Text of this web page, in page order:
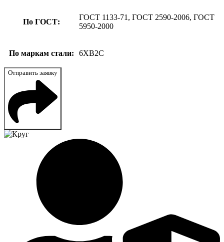
По ГОСТ:
ГОСТ 1133-71, ГОСТ 2590-2006, ГОСТ
5950-2000
По маркам стали: 6ХВ2С
Отправить заявку